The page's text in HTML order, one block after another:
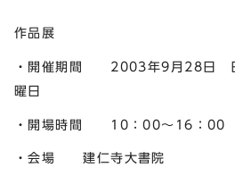
作品展
・開催期間 2003年9月28日
曜日
・開場時間 10：00～16：00
・会場 建仁寺大書院